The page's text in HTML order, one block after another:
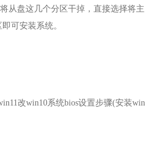
从盘这几个分区干掉，直接选择将主
可安装系统。
改win10系统bios设置步骤(安装win